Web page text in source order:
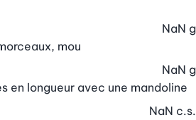
mou
NaN g
en longueur avec une mandoline
NaN g
NaN c.s.